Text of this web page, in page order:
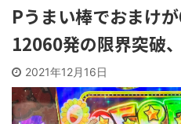
Pうまい棒でおまけ
12060発の限界突破
2021年12月16日